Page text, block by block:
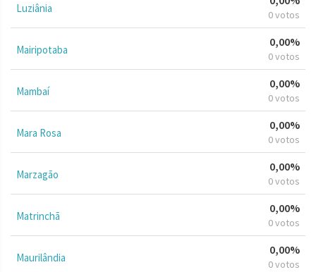
Luziânia 0 votos
Mairipotaba
0,00%
0 votos
Mambaí
0,00%
0 votos
Mara Rosa
0,00%
0 votos
Marzagão
0,00%
0 votos
Matrinchã
0,00%
0 votos
Maurilândia
0,00%
0 votos